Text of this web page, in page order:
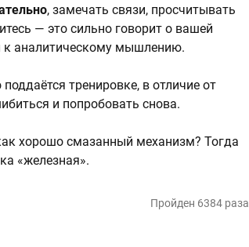
, замечать связи, просчитывать
— это сильно говорит о вашей
к аналитическому мышлению.
тренировке, в отличие от
и попробовать снова.
хорошо смазанный механизм? Тогда
«железная».
Пройден 6384 раза